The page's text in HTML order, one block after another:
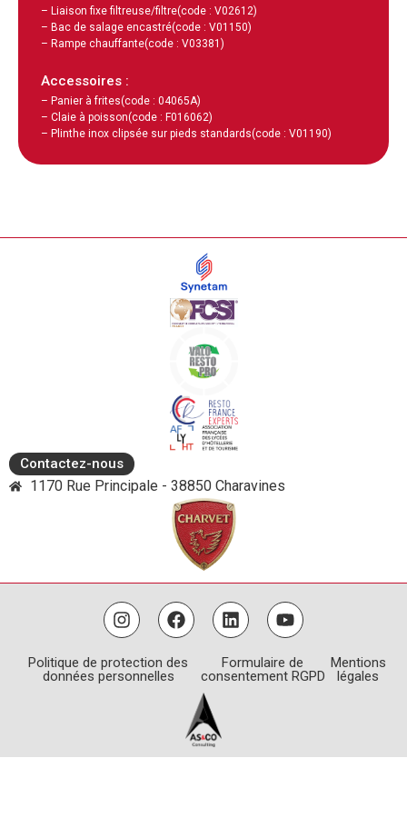
– Liaison fixe filtreuse/filtre(code : V02612)
– Bac de salage encastré(code : V01150)
– Rampe chauffante(code : V03381)
Accessoires :
– Panier à frites(code : 04065A)
– Claie à poisson(code : F016062)
– Plinthe inox clipsée sur pieds standards(code : V01190)
Contactez-nous
1170 Rue Principale - 38850 Charavines
Politique de protection des
données personnelles
Formulaire de
consentement RGPD
Mentions
légales